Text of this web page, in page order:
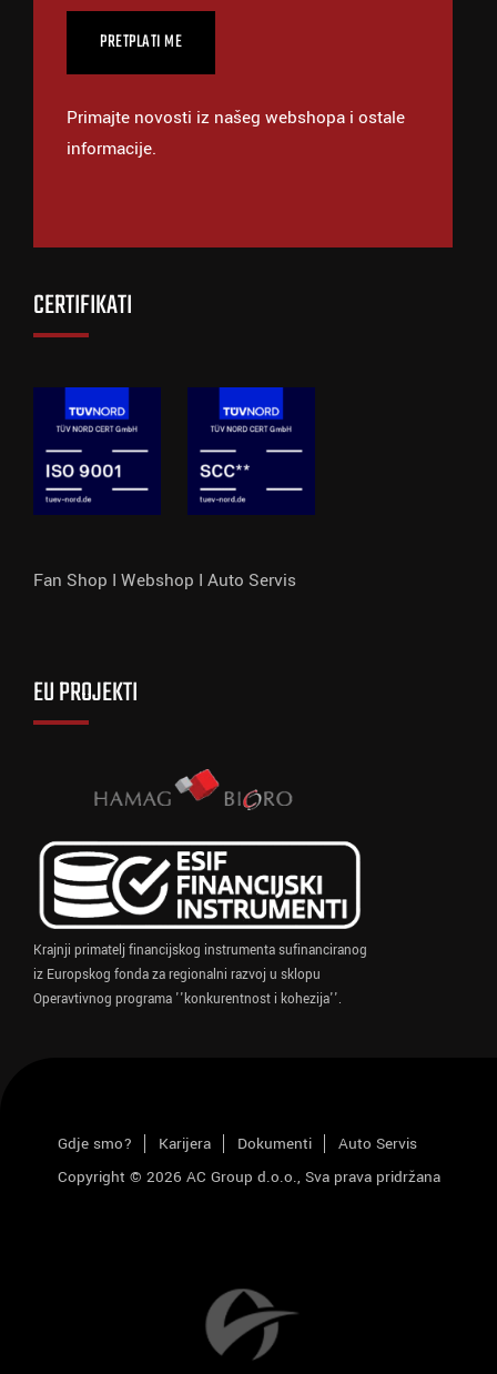
Primajte novosti iz našeg webshopa i ostale
informacije.
CERTIFIKATI
Fan Shop I Webshop I Auto Servis
EU PROJEKTI
Krajnji primatelj financijskog instrumenta sufinanciranog
iz Europskog fonda za regionalni razvoj u sklopu
Operavtivnog programa ''konkurentnost i kohezija''.
Gdje smo? Karijera Dokumenti
Auto Servis
Copyright © 2026 AC Group d.o.o., Sva prava pridržana